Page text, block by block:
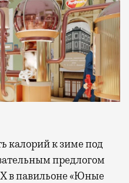
предлогом
в павильоне «Юные